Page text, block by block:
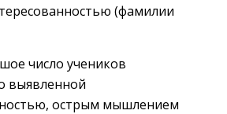
(фамилии
число учеников
выявленной
острым мышлением